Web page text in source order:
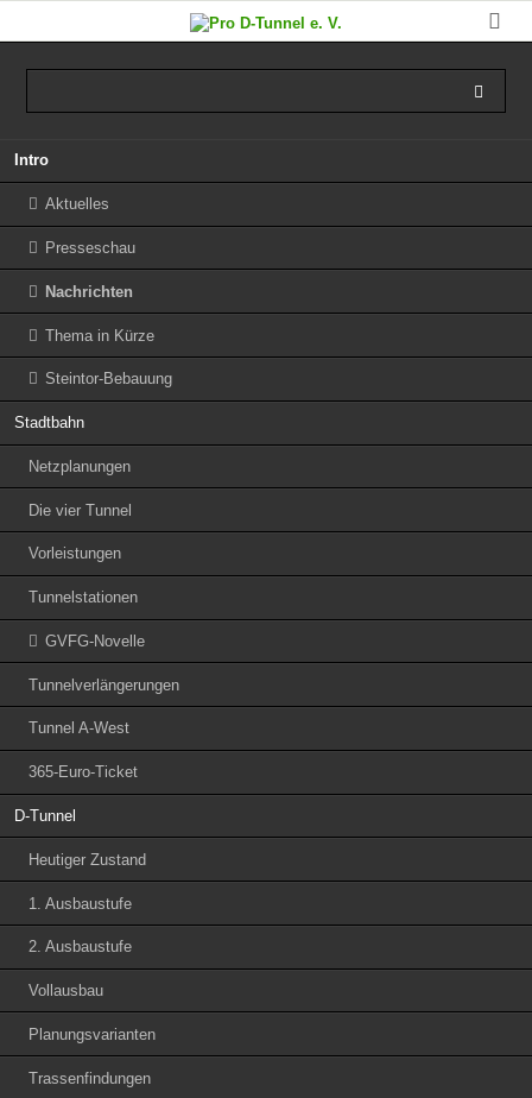
Navigation
Intro
Aktuelles
Presseschau
Nachrichten
Thema in Kürze
Steintor-Bebauung
Stadtbahn
Netzplanungen
Die vier Tunnel
Vorleistungen
Tunnelstationen
GVFG-Novelle
Tunnelverlängerungen
Tunnel A-West
365-Euro-Ticket
D-Tunnel
Heutiger Zustand
1. Ausbaustufe
2. Ausbaustufe
Vollausbau
Planungsvarianten
Trassenfindungen